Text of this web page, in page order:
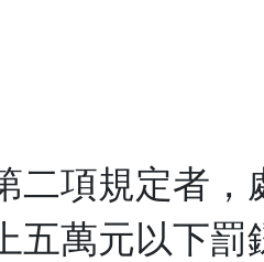
二項規定者，
五萬元以下罰